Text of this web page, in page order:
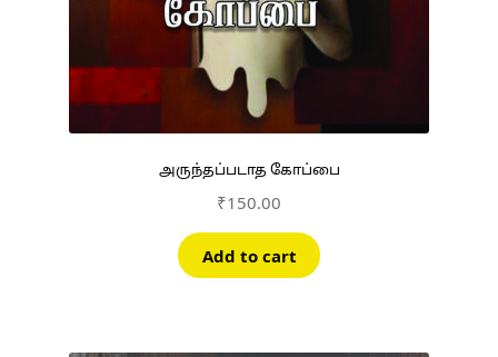
அருந்தப்படாத கோப்பை
₹150.00
Add to cart